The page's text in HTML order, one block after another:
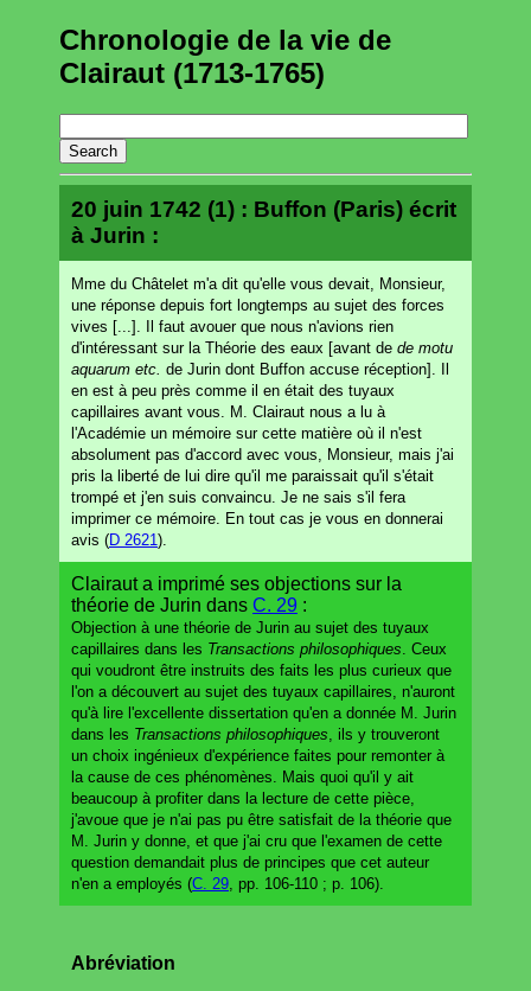
Chronologie de la vie de
Clairaut (1713-1765)
20 juin 1742 (1) : Buffon (Paris) écrit
à Jurin :
Mme du Châtelet m'a dit qu'elle vous devait, Monsieur,
une réponse depuis fort longtemps au sujet des forces
vives [...]. Il faut avouer que nous n'avions rien
d'intéressant sur la Théorie des eaux [avant de de motu
aquarum etc. de Jurin dont Buffon accuse réception]. Il
en est à peu près comme il en était des tuyaux
capillaires avant vous. M. Clairaut nous a lu à
l'Académie un mémoire sur cette matière où il n'est
absolument pas d'accord avec vous, Monsieur, mais j'ai
pris la liberté de lui dire qu'il me paraissait qu'il s'était
trompé et j'en suis convaincu. Je ne sais s'il fera
imprimer ce mémoire. En tout cas je vous en donnerai
avis (D 2621 ).
Clairaut a imprimé ses objections sur la
théorie de Jurin dans C. 29 :
Objection à une théorie de Jurin au sujet des tuyaux
capillaires dans les Transactions philosophiques Ceux
qui voudront être instruits des faits les plus curieux que
l'on a découvert au sujet des tuyaux capillaires, n'auront
qu'à lire l'excellente dissertation qu'en a donnée M. Jurin
dans les Transactions philosophiques , ils y trouveront
un choix ingénieux d'expérience faites pour remonter à
la cause de ces phénomènes. Mais quoi qu'il y ait
beaucoup à profiter dans la lecture de cette pièce,
j'avoue que je n'ai pas pu être satisfait de la théorie que
M. Jurin y donne, et que j'ai cru que l'examen de cette
question demandait plus de principes que cet auteur
n'en a employés (C. 29 , pp. 106-110 ; p. 106).
Abréviation